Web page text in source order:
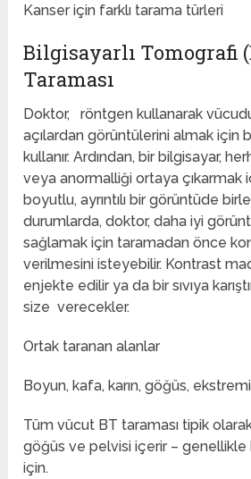
Kanser için farklı tarama türleri
Bilgisayarlı Tomografi
Taraması
Doktor, röntgen kullanarak
açılardan görüntülerini almak için
kullanır. Ardından, bir bilgisayar,
veya anormalliği ortaya çıkarmak
boyutlu, ayrıntılı bir görüntüde
durumlarda, doktor, daha iyi görüntü
sağlamak için taramadan önce
verilmesini isteyebilir. Kontrast
enjekte edilir ya da bir sıvıya
size verecekler.
Ortak taranan alanlar
Boyun, kafa, karın, göğüs,
Tüm vücut BT taraması tipik olarak
göğüs ve pelvisi içerir –
için.